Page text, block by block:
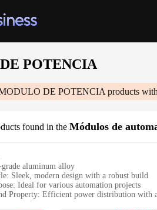
POTENCIA
DE POTENCIA products
found in the Módulos de
aluminum alloy
Sleek, modern design with a robust build
Ideal for various automation projects
Property: Efficient power distribution with